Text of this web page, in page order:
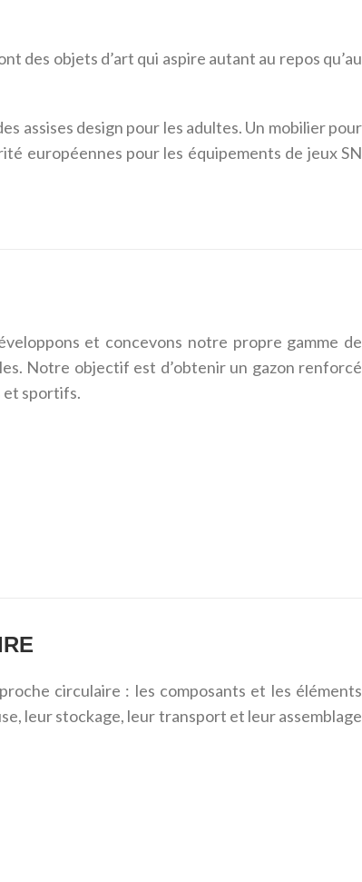
des objets d’art qui aspire autant au repos qu’au
assises design pour les adultes. Un mobilier pour
européennes pour les équipements de jeux SN
et concevons notre propre gamme de
Notre objectif est d’obtenir un gazon renforcé
et sportifs.
circulaire : les composants et les éléments
leur stockage, leur transport et leur assemblage